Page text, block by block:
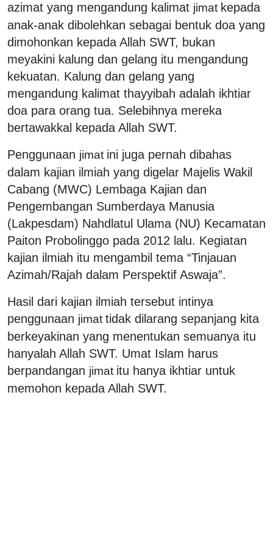
azimat yang mengandung kalimat jimat kepada
anak-anak dibolehkan sebagai bentuk doa yang
dimohonkan kepada Allah SWT, bukan
meyakini kalung dan gelang itu mengandung
kekuatan. Kalung dan gelang yang
mengandung kalimat thayyibah adalah ikhtiar
doa para orang tua. Selebihnya mereka
bertawakkal kepada Allah SWT.
Penggunaan jimat ini juga pernah dibahas
dalam kajian ilmiah yang digelar Majelis Wakil
Cabang (MWC) Lembaga Kajian dan
Pengembangan Sumberdaya Manusia
(Lakpesdam) Nahdlatul Ulama (NU) Kecamatan
Paiton Probolinggo pada 2012 lalu. Kegiatan
kajian ilmiah itu mengambil tema “Tinjauan
Azimah/Rajah dalam Perspektif Aswaja”.
Hasil dari kajian ilmiah tersebut intinya
penggunaan jimat tidak dilarang sepanjang kita
berkeyakinan yang menentukan semuanya itu
hanyalah Allah SWT. Umat Islam harus
berpandangan jimat itu hanya ikhtiar untuk
memohon kepada Allah SWT.